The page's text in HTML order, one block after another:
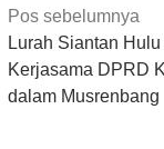
Navigasi
pos
Pos sebelumnya
Lurah Siantan Hulu
Kerjasama DPRD
dalam Musrenbang